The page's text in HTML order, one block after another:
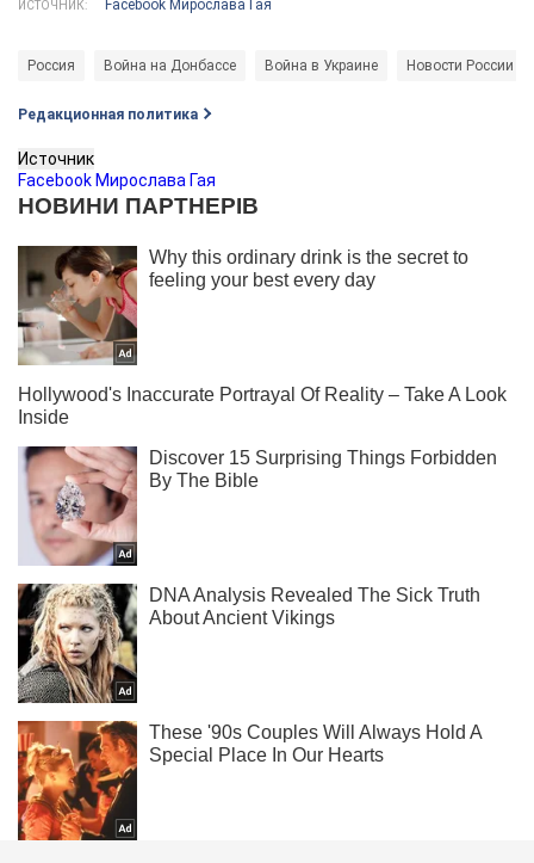
ИСТОЧНИК: Facebook Мирослава Гая
Россия Война на Донбассе Война в Украине Новости России
Редакционная политика
Источник
Facebook Мирослава Гая